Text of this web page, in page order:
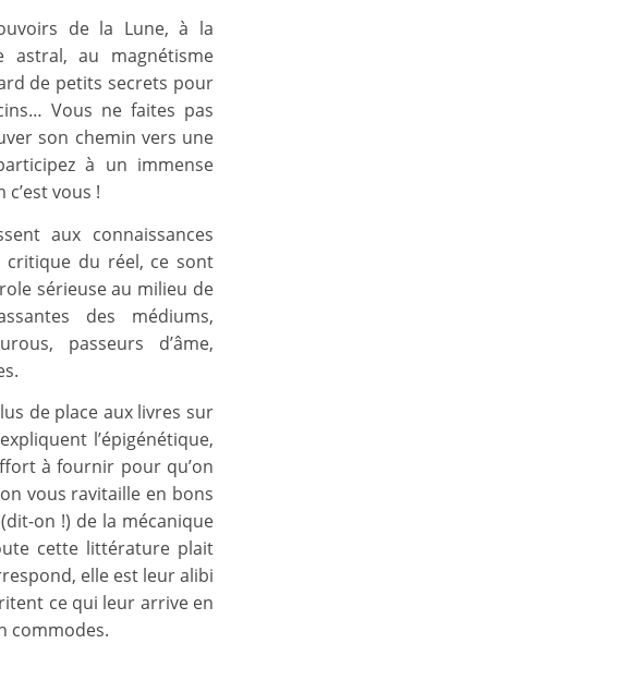
de la Lune, à la
astral, au magnétisme
de petits secrets pour
Vous ne faites pas
son chemin vers une
à un immense
vous !
aux connaissances
critique du réel, ce sont
sérieuse au milieu de
des médiums,
passeurs d’âme,
de place aux livres sur
l’épigénétique,
à fournir pour qu’on
vous ravitaille en bons
on !) de la mécanique
cette littérature plait
elle est leur alibi
ce qui leur arrive en
commodes.